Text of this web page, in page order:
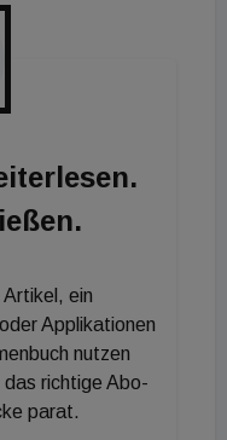
in Kanada
maximal zu 50
reconcept
im
Länder
Artikel, ein
Applikationen
nutzen
richtige Abo-
parat.